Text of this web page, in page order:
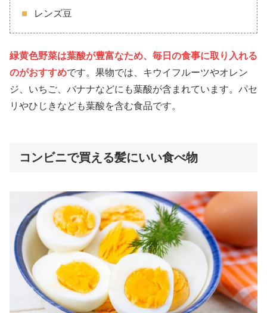
レンズ豆
緑黄色野菜は葉酸が豊富なため、毎日の食事に取り入れる
のがおすすめです。果物では、キウイフルーツやオレン
ジ、いちご、バナナなどにも葉酸が含まれています。パセ
リやひじきなども葉酸を含む食品です。
コンビニで買える髪にいい食べ物